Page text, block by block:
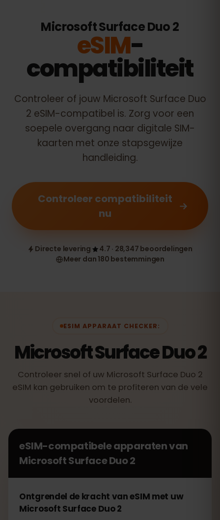
Microsoft Surface Duo 2
eSIM-
compatibiliteit
Controleer of jouw Microsoft Surface Duo
2 eSIM-compatibel is. Zorg voor een
soepele overgang naar digitale SIM-
kaarten met onze stapsgewijze
handleiding.
Controleer compatibiliteit
nu
Directe levering
4.7 · 28,347 beoordelingen
Meer dan 180 bestemmingen
ESIM APPARAAT CHECKER:
Microsoft Surface Duo 2
Controleer snel of uw Microsoft Surface Duo 2
eSIM kan gebruiken om te profiteren van de vele
voordelen.
eSIM-compatibele apparaten van
Microsoft Surface Duo 2
Ontgrendel de kracht van eSIM met uw
Microsoft Surface Duo 2